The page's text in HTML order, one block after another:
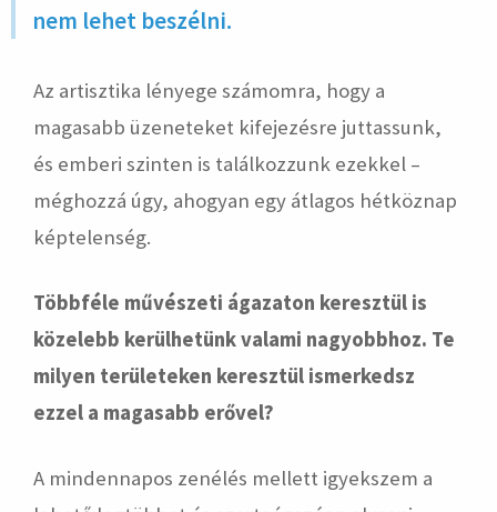
nem lehet beszélni.
Az artisztika lényege számomra, hogy a
magasabb üzeneteket kifejezésre juttassunk,
és emberi szinten is találkozzunk ezekkel –
méghozzá úgy, ahogyan egy átlagos hétköznap
képtelenség.
Többféle művészeti ágazaton keresztül is
közelebb kerülhetünk valami nagyobbhoz. Te
milyen területeken keresztül ismerkedsz
ezzel a magasabb erővel?
A mindennapos zenélés mellett igyekszem a